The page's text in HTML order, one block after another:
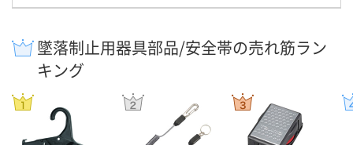
墜落制止用器具部品/安全帯の売れ筋ラン
キング